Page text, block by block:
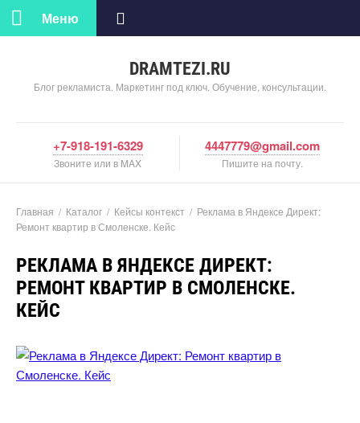
DRAMTEZI.RU
Блог рекламиста. Маркетинг под ключ. Обучение, консультации.
Меню
+7-918-191-6329
Звоните или в MAX
4447779@gmail.com
Пишите на почту.
Главная / Катало / Кейсы контекст / Реклама в Яндексе Директ:
Ремонт квартир в Смоленске. Кейс
РЕКЛАМА В ЯНДЕКСЕ ДИРЕКТ:
РЕМОНТ КВАРТИР В СМОЛЕНСКЕ.
КЕЙС